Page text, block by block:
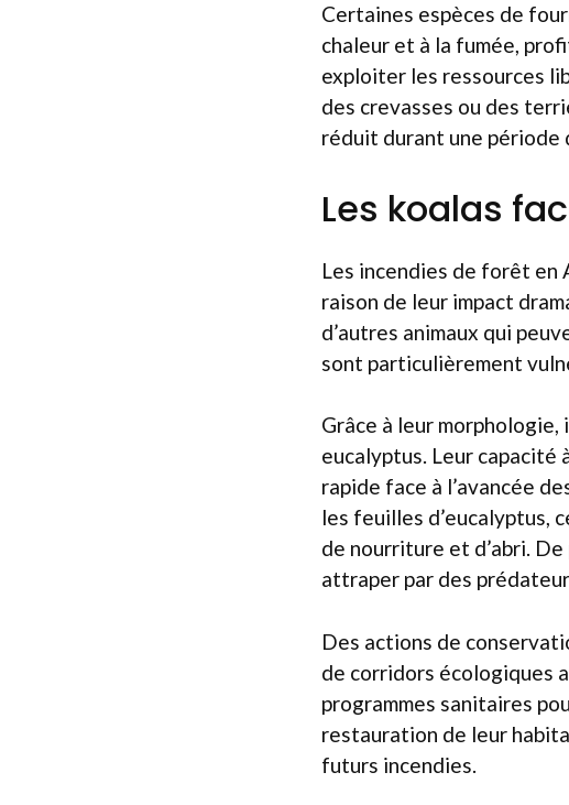
Certaines espèces de
chaleur et à la fumée,
exploiter les ressources
des crevasses ou des
réduit durant une période
Les koalas
Les incendies de forêt en
raison de leur impact
d’autres animaux qui
sont particulièrement
Grâce à leur
eucalyptus. Leur
rapide face à l’avancée
les feuilles d’eucalyptus,
de nourriture et d’abri.
attraper par des
Des actions de
de corridors écologiques
programmes sanitaires
restauration de leur
futurs incendies.